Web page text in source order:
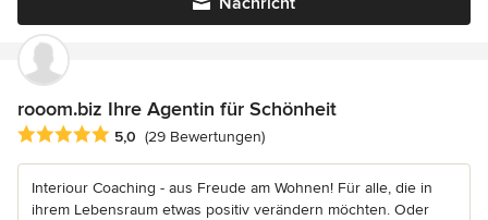
rooom.biz Ihre Agentin für Schönheit
Durchschnittliche Bewertung: 5 von 5 Sternen
5,0 (29 Bewertungen)
Interiour Coaching - aus Freude am Wohnen! Für alle, die in
ihrem Lebensraum etwas positiv verändern möchten. Oder